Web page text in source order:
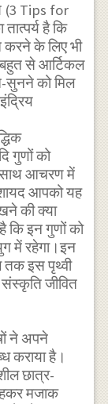
(3 Tips for
है कि
के लिए भी
बहुत से आर्टिकल
सुनने को मिल
गुणों को
साथ आचरण में
आपको यह
की क्या
इन गुणों को
में रहेगा।इन
तक इस पृथ्वी
जीवित
ने अपने
कराया है।
छात्र-
मजाक